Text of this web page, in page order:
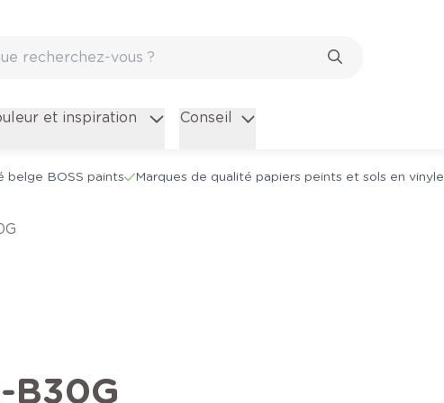
et inspiration Conseil
belge BOSS paints Marques de qualité papiers peints et sols en vinyle
B30G